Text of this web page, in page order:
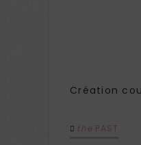
Création
the PAST